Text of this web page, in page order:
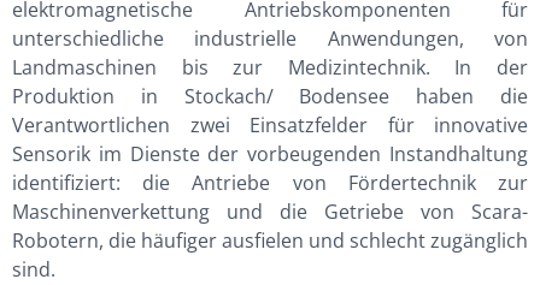
elektromagnetische Antriebskomponenten für
unterschiedliche industrielle Anwendungen, von
Landmaschinen bis zur Medizintechnik. In der
Produktion in Stockach/ Bodensee haben die
Verantwortlichen zwei Einsatzfelder für innovative
Sensorik im Dienste der vorbeugenden Instandhaltung
identifiziert: die Antriebe von Fördertechnik zur
Maschinenverkettung und die Getriebe von Scara-
Robotern, die häufiger ausfielen und schlecht zugänglich
sind.